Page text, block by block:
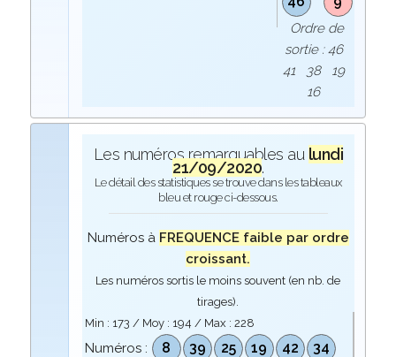
Ordre de
sortie : 46
41 38 19
16
Les numéros remarquables au lundi
21/09/2020.
Le détail des statistiques se trouve dans les tableaux
bleu et rouge ci-dessous.
Numéros à FREQUENCE faible par ordre
croissant.
Les numéros sortis le moins souvent (en nb. de
tirages).
Min : 173 / Moy : 194 / Max : 228
Numéros : 8 39 25 19 42
34